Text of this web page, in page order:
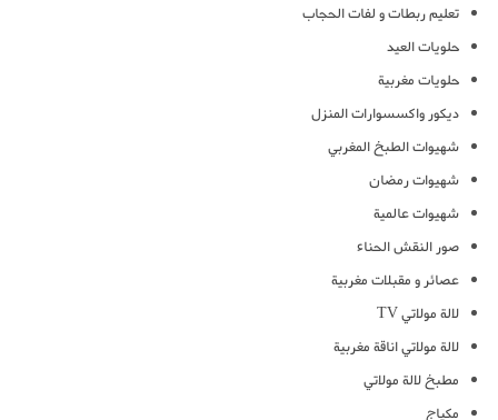
تعليم ربطات و لفات الحجاب
حلويات العيد
حلويات مغربية
ديكور واكسسوارات المنزل
شهيوات الطبخ المغربي
شهيوات رمضان
شهيوات عالمية
صور النقش الحناء
عصائر و مقبلات مغربية
لالة مولاتي TV
لالة مولاتي اناقة مغربية
مطبخ لالة مولاتي
مكياج